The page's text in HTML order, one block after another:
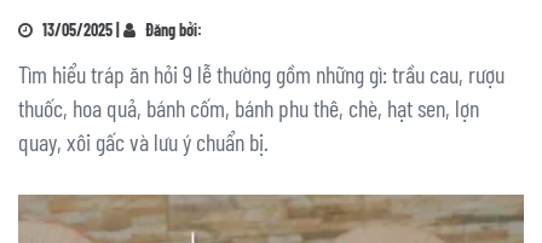
13/05/2025 | Đăng bởi:
Tìm hiểu tráp ăn hỏi 9 lễ thường gồm những gì: trầu cau, rượu
thuốc, hoa quả, bánh cốm, bánh phu thê, chè, hạt sen, lợn
quay, xôi gấc và lưu ý chuẩn bị.